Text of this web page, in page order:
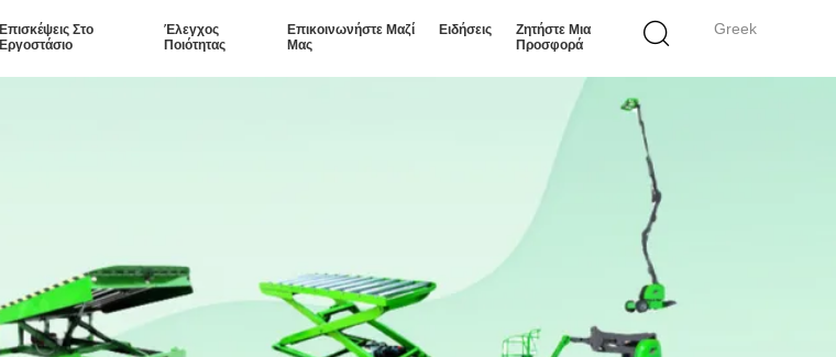
Greek
Επισκέψεις Στο
Εργοστάσιο
Έλεγχος
Ποιότητας
Επικοινωνήστε Μαζί
Μας
Ειδήσεις
Ζητήστε Μια
Προσφορά